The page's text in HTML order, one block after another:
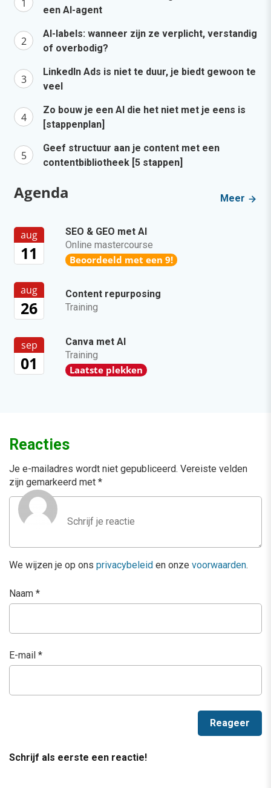
een AI-agent
AI-labels: wanneer zijn ze verplicht, verstandig
of overbodig?
LinkedIn Ads is niet te duur, je biedt gewoon te
veel
Zo bouw je een AI die het niet met je eens is
[stappenplan]
Geef structuur aan je content met een
contentbibliotheek [5 stappen]
Agenda Meer
aug
11
SEO & GEO met AI
Online mastercourse
Beoordeeld met een 9!
aug
26
Content repurposing
Training
sep
01
Canva met AI
Training
Laatste plekken
Reacties
Je e-mailadres wordt niet gepubliceerd. Vereiste velden
zijn gemarkeerd met *
We wijzen je op ons privacybeleid en onze voorwaarden.
Naam *
E-mail *
Schrijf als eerste een reactie!